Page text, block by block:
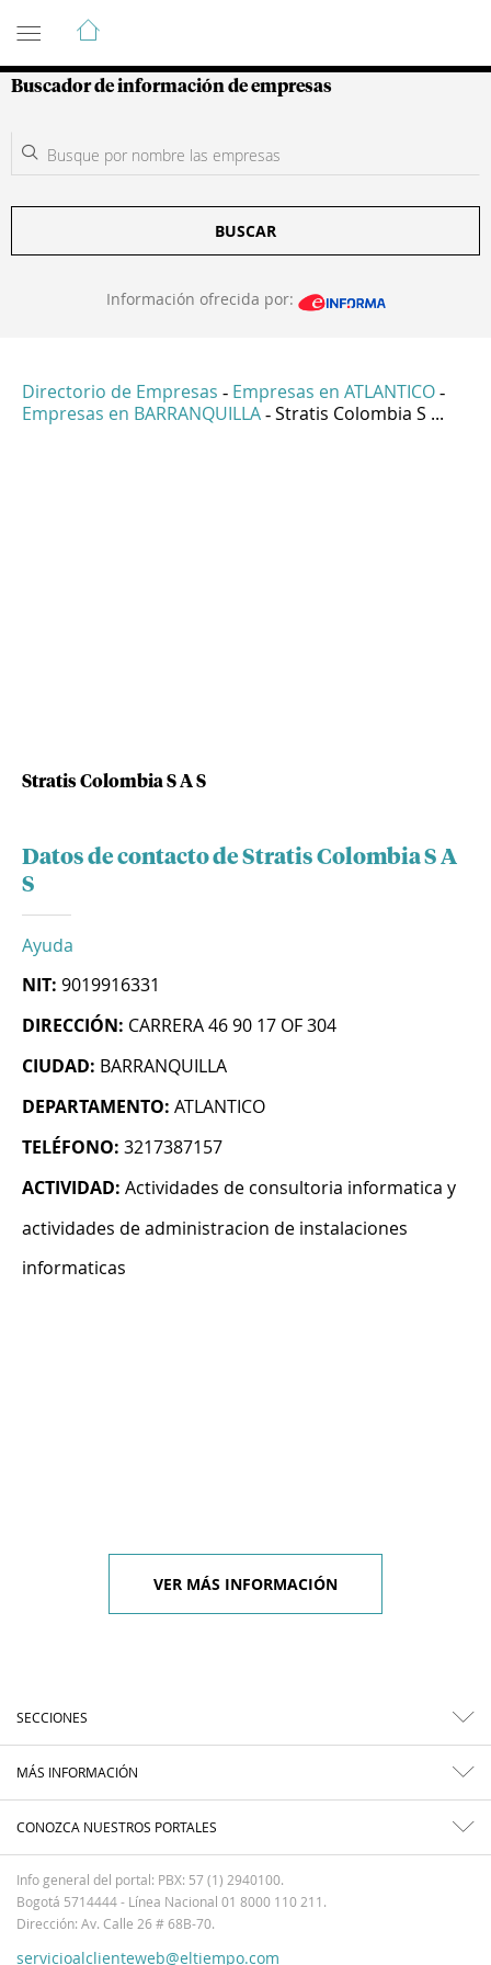
Guía de Empresas Colombianas
Buscador de información de empresas
BUSCAR
Información ofrecida por:
Directorio de Empresas - Empresas en ATLANTICO -
Empresas en BARRANQUILLA - Stratis Colombia S ...
Stratis Colombia S A S
Datos de contacto de Stratis Colombia S A
S
Ayuda
NIT: 9019916331
DIRECCIÓN: CARRERA 46 90 17 OF 304
CIUDAD: BARRANQUILLA
DEPARTAMENTO: ATLANTICO
TELÉFONO: 3217387157
ACTIVIDAD: Actividades de consultoria informatica y
actividades de administracion de instalaciones
informaticas
VER MÁS INFORMACIÓN
SECCIONES
MÁS INFORMACIÓN
CONOZCA NUESTROS PORTALES
Info general del portal: PBX: 57 (1) 2940100.
Bogotá 5714444 - Línea Nacional 01 8000 110 211.
Dirección: Av. Calle 26 # 68B-70.
servicioalclienteweb@eltiempo.com